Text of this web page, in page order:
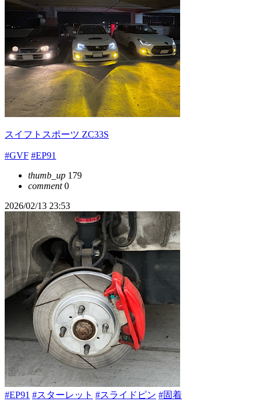
スイフトスポーツ ZC33S
#GVF #EP91
thumb_up 179
comment0
2026/02/13 23:53
#EP91 #スターレット #スライドピン #固着